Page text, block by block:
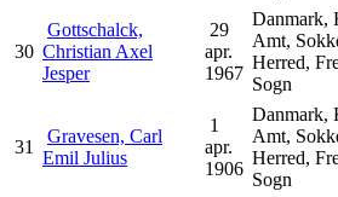
30
Gottschalck,
Christian Axel
Jesper
29
apr.
1967
Danmark,
Amt,
Herred,
Sogn
31
Gravesen, Carl
Emil Julius
1
apr.
1906
Danmark,
Amt,
Herred,
Sogn